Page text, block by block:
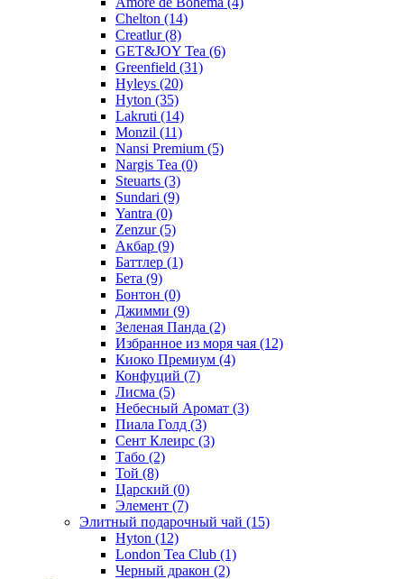
Chelton (14)
Creatlur(8)
GET&JOY Tea (6)
Greenfield (31)
Hyleys (20)
Hyton (35)
Lakruti (14)
Monzil (11)
Nansi Premium (5)
Nargis Tea (0)
Steuarts (3)
Sundari (9)
Yantra (0)
Zenzur(5)
Акбар (9)
Баттлер (1)
Бета (9)
Бонтон (0)
Джимми (9)
Зеленая Панда (2)
Избранное из моря чая (12)
Киоко Премиум (4)
Конфуций (7)
Лисма (5)
Небесный Аромат (3)
Пиала Голд (3)
Сент Клеирс (3)
Табо (2)
Той (8)
Царский (0)
Элемент (7)
Элитный подарочный чай (15)
Hyton (12)
London Tea Club (1)
Черный дракон (2)